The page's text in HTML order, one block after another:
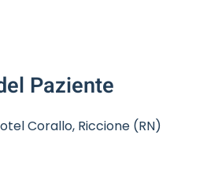
Paziente
Corallo, Riccione (RN)